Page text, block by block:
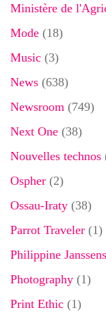
Ministère de
Mode (18)
Music (3)
News (638)
Newsroom (749)
Next One (38)
Nouvelles technos
Ospher (2)
Ossau-Iraty (38)
Parrot Traveler (1)
Philippine Janssens
Photography (1)
Print Ethic (1)